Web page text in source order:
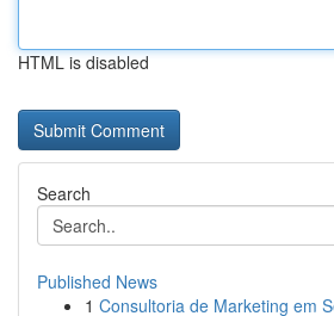
HTML is disabled
Search
Published News
1 Consultoria de Marketing em